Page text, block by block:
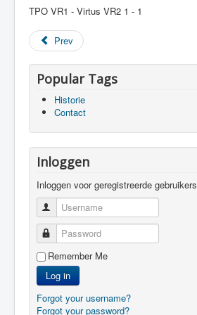
TPO VR1 - Virtus VR2 1 - 1
Prev
Popular Tags
Historie
Contact
Inloggen
Inloggen voor geregistreerde gebruikers
Username
Password
Remember Me
Log in
Forgot your username?
Forgot your password?